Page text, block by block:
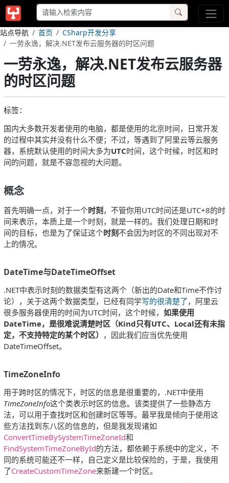
站点导航 首页
CSharp开发分享
一劳永逸，解决.NET发布云服务器的时区问题
一劳永逸，解决.NET发布云服务器
的时区问题
标签：
国内大多数开发者使用的电脑，都是使用的北京时间，日常开发
的过程中其实并没有什么不便；不过，等遇到了阿里云等云服务
器，系统默认使用的时间大多为UTC时间，这个时候，时区和时
间的问题，就是不容忽视的大问题。
概念
首先明确一点，对于一个时刻，不管你用UTC时间还是UTC+8的时
间来表示，本质上是一个时刻，就是一样的。我们处理日期和时
间的目标，也是为了保证这个时刻不会因为时区的不同出现对不
上的情况。
DateTime与DateTimeOffset
.NET中表示时刻的数据类型有这两个（新出的Date和Time不作讨
论），关于这两个数据类型，已经有同学写的很清楚了 ，阿里云
很多服务器使用的时间为UTC时间，这个时候， 如果使用
DateTime，是很难说清楚时区（Kind只有UTC、Local还有未指
定，不支持特定的某个时区） ，因此我们应当优先使用
DateTimeOffset。
TimeZoneInfo
用于跨时区的情况下，时区的信息是很重要的，.NET中使用
TimeZoneInfo这个类表示时区的信息。该类提供了一些静态方
法，可以用于查找时区和创建时区等等。最早我是倾向于使用这
些方法找到东八区的信息的，但是我发现诸如
ConvertTimeBySystemTimeZoneId和
FindSystemTimeZoneById的方法，都依赖于系统中的定义，不
同的系统可能还不一样，自己定义是比较保险的，于是，我使用
了CreateCustomTimeZone来新建一个时区。